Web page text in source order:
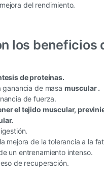
del rendimiento.
los beneficios
de proteínas.
ganancia de masa muscular.
de fuerza.
el tejido muscular,
mejora de la tolerancia a la
un entrenamiento intenso.
de recuperación.